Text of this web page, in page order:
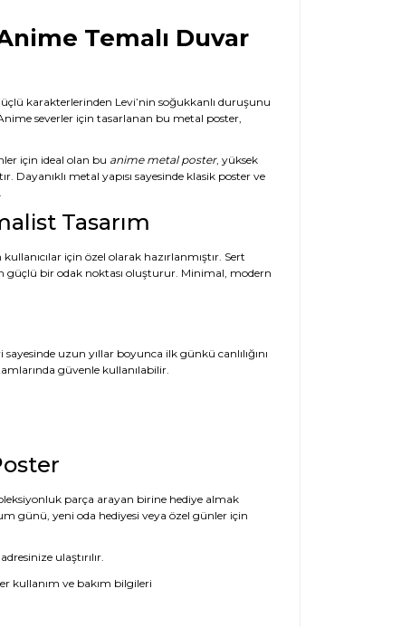
Temalı Duvar
karakterlerinden Levi’nin soğukkanlı duruşunu
severler için tasarlanan bu metal poster,
için ideal olan bu anime metal poster, yüksek
Dayanıklı metal yapısı sayesinde klasik poster ve
Tasarım
için özel olarak hazırlanmıştır. Sert
güçlü bir odak noktası oluşturur. Minimal, modern
uzun yıllar boyunca ilk günkü canlılığını
güvenle kullanılabilir.
parça arayan birine hediye almak
günü, yeni oda hediyesi veya özel günler için
ulaştırılır.